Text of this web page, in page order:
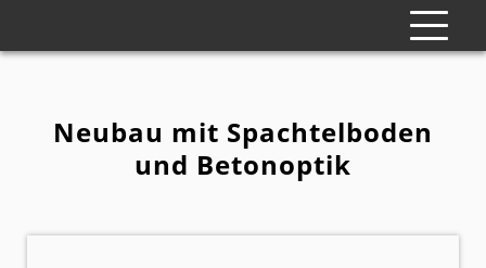
Neubau mit Spachtelboden
und Betonoptik